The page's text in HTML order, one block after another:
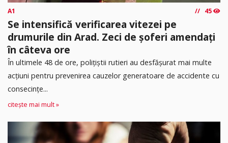
A1 45
Se intensifică verificarea vitezei pe
drumurile din Arad. Zeci de șoferi amendați
în câteva ore
În ultimele 48 de ore, polițiștii rutieri au desfășurat mai multe
acțiuni pentru prevenirea cauzelor generatoare de accidente cu
consecințe...
citește mai mult »